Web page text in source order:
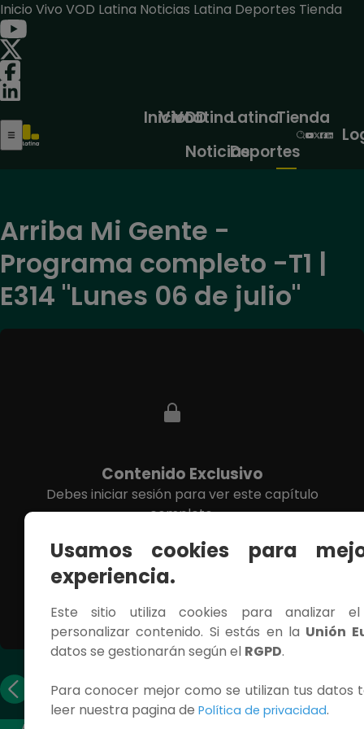
Inicio Vivo VOD Latina Noticias Latina Deportes Tienda
Inicio
Vivo
VOD
Latina
Noticias
Latina
Deportes
Tienda
Arriba Mi Gente -
Programa completo -T1 |
E314 "Lunes 06 de julio"
Contenido Exclusivo
Debes iniciar sesión para ver este capítulo
completo.
INICIAR SESIÓN
anterior
siguiente
Usamos cookies para
experiencia.
Este sitio utiliza cookies para analizar
personalizar contenido. Si estás en la Unión
datos se gestionarán según el RGPD.
Para conocer mejor como se utilizan tus datos
leer nuestra pagina de Política de privacidad.